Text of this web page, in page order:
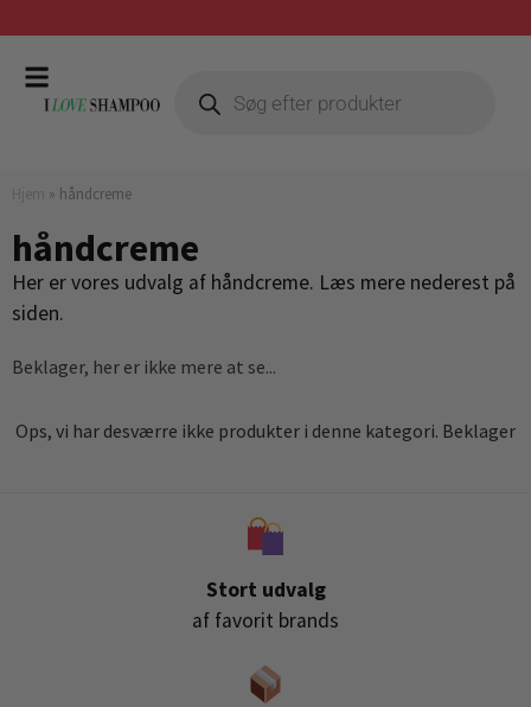
» håndcreme
håndcreme
Her er vores udvalg af håndcreme. Læs mere nederest på
siden.
Beklager, her er ikke mere at se...
Ops, vi har desværre ikke produkter i denne kategori. Beklager
Stort udvalg
af favorit brands